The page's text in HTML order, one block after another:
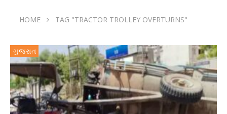
HOME TAG "TRACTOR TROLLEY OVERTURNS"
ગુજરાત